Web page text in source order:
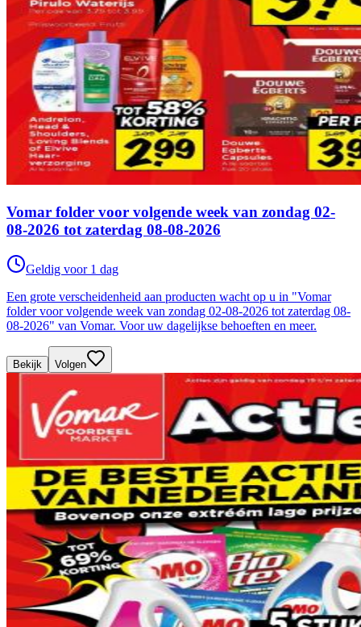
Vomar folder voor volgende week van zondag 02-
08-2026 tot zaterdag 08-08-2026
Geldig voor 1 dag
Een grote verscheidenheid aan producten wacht op u in "Vomar
folder voor volgende week van zondag 02-08-2026 tot zaterdag 08-
08-2026" van Vomar. Voor uw dagelijkse behoeften en meer.
Bekijk Volgen